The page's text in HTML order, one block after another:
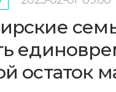
остаток